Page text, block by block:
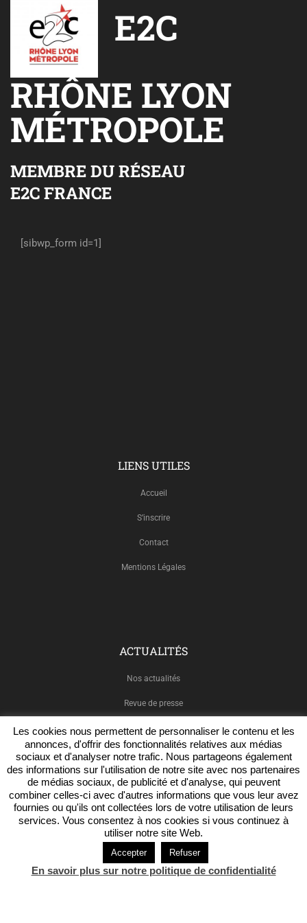
E2C
RHÔNE LYON
MÉTROPOLE
MEMBRE DU RÉSEAU
E2C FRANCE
[sibwp_form id=1]
LIENS UTILES
Accueil
S’inscrire
Contact
Mentions Légales
ACTUALITÉS
Nos actualités
Revue de presse
NOUS SUIVRE
Facebook
Twitter
LinkedIn
Les cookies nous permettent de personnaliser le contenu et les
annonces, d'offrir des fonctionnalités relatives aux médias
sociaux et d'analyser notre trafic. Nous partageons également
des informations sur l'utilisation de notre site avec nos partenaires
de médias sociaux, de publicité et d'analyse, qui peuvent
combiner celles-ci avec d'autres informations que vous leur avez
fournies ou qu'ils ont collectées lors de votre utilisation de leurs
services. Vous consentez à nos cookies si vous continuez à
utiliser notre site Web.
Accepter Refuser
En savoir plus sur notre politique de confidentialité